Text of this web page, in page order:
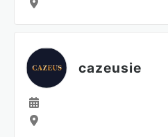
cazeusie